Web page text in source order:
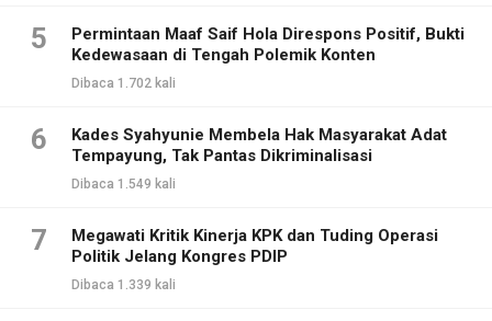
5
Permintaan Maaf Saif Hola Direspons Positif, Bukti
Kedewasaan di Tengah Polemik Konten
Dibaca 1.702 kali
6
Kades Syahyunie Membela Hak Masyarakat Adat
Tempayung, Tak Pantas Dikriminalisasi
Dibaca 1.549 kali
7
Megawati Kritik Kinerja KPK dan Tuding Operasi
Politik Jelang Kongres PDIP
Dibaca 1.339 kali